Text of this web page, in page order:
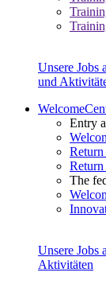
Unsere Jobs
und
Entry
The
Unsere Jobs
Aktivitäten